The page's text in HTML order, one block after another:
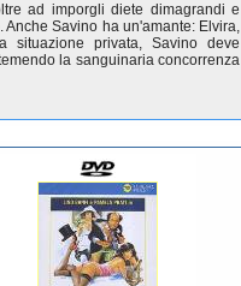
ad imporgli diete dimagrandi e
Savino ha un'amante: Elvira,
situazione privata, Savino deve
la sanguinaria concorrenza